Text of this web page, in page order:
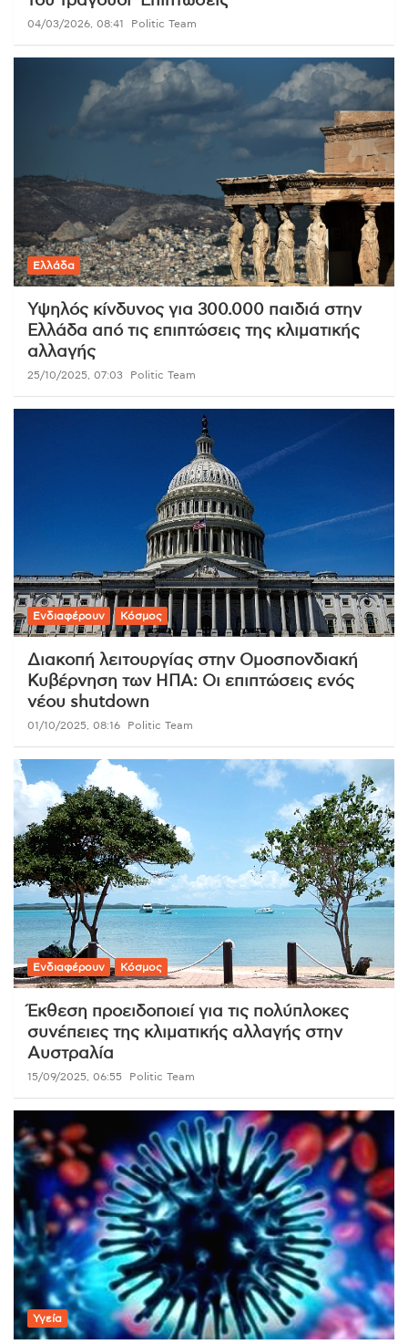
04/03/2026, 08:41 Politic Team
Ελλάδα
Υψηλός κίνδυνος για 300.000 παιδιά στην
Ελλάδα από τις επιπτώσεις της κλιματικής
αλλαγής
25/10/2025, 07:03 Politic Team
Ενδιαφέρουν Κόσμος
Διακοπή λειτουργίας στην Ομοσπονδιακή
Κυβέρνηση των ΗΠΑ: Οι επιπτώσεις ενός
νέου shutdown
01/10/2025, 08:16 Politic Team
Ενδιαφέρουν Κόσμος
Έκθεση προειδοποιεί για τις πολύπλοκες
συνέπειες της κλιματικής αλλαγής στην
Αυστραλία
15/09/2025, 06:55 Politic Team
Υγεία